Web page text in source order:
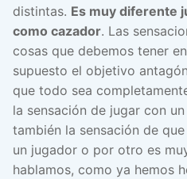
distintas. Es muy diferente
como cazador. Las
cosas que debemos tener
supuesto el objetivo
que todo sea
la sensación de jugar con
también la sensación de
un jugador o por otro es
hablamos, como ya hemos